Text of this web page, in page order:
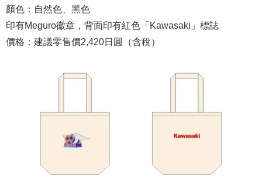
顏色：自然色、黑色
印有Meguro徽章，背面印有紅色「Kawasaki」標誌
價格：建議零售價2,420日圓（含稅）